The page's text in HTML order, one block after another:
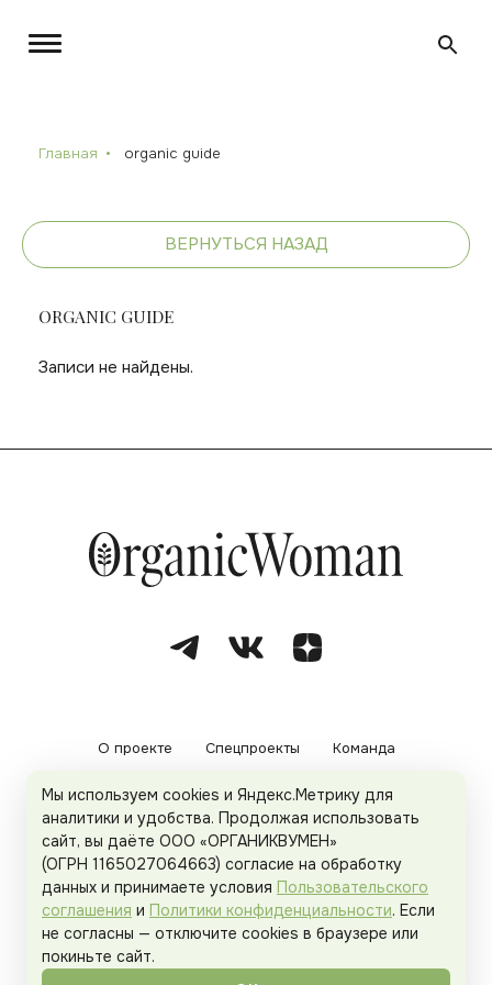
Главная organic guide
ВЕРНУТЬСЯ НАЗАД
ORGANIC GUIDE
Записи не найдены.
О проекте Спецпроекты Команда
Рекламодателям Политика конфиденциальности
Пользовательское соглашение
Organicwoman.ru . Все права защищены.
Мы используем cookies и Яндекс.Метрику для
аналитики и удобства. Продолжая использовать
сайт, вы даёте ООО «ОРГАНИКВУМЕН»
(ОГРН 1165027064663) согласие на обработку
данных и принимаете условия Пользовательского
соглашения и Политики конфиденциальности. Если
не согласны — отключите cookies в браузере или
покиньте сайт.